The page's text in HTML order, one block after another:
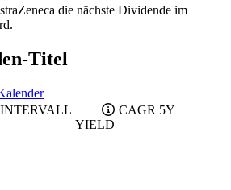
die nächste Dividende im
Titel
INTERVALL
YIELD
CAGR 5Y